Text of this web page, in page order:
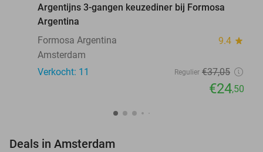
Argentijns 3-gangen keuzediner bij Formosa
Argentina
Formosa Argentina
9.4 star
Amsterdam
Verkocht: 11
Regulier €37,05
€24,50
Deals in Amsterdam